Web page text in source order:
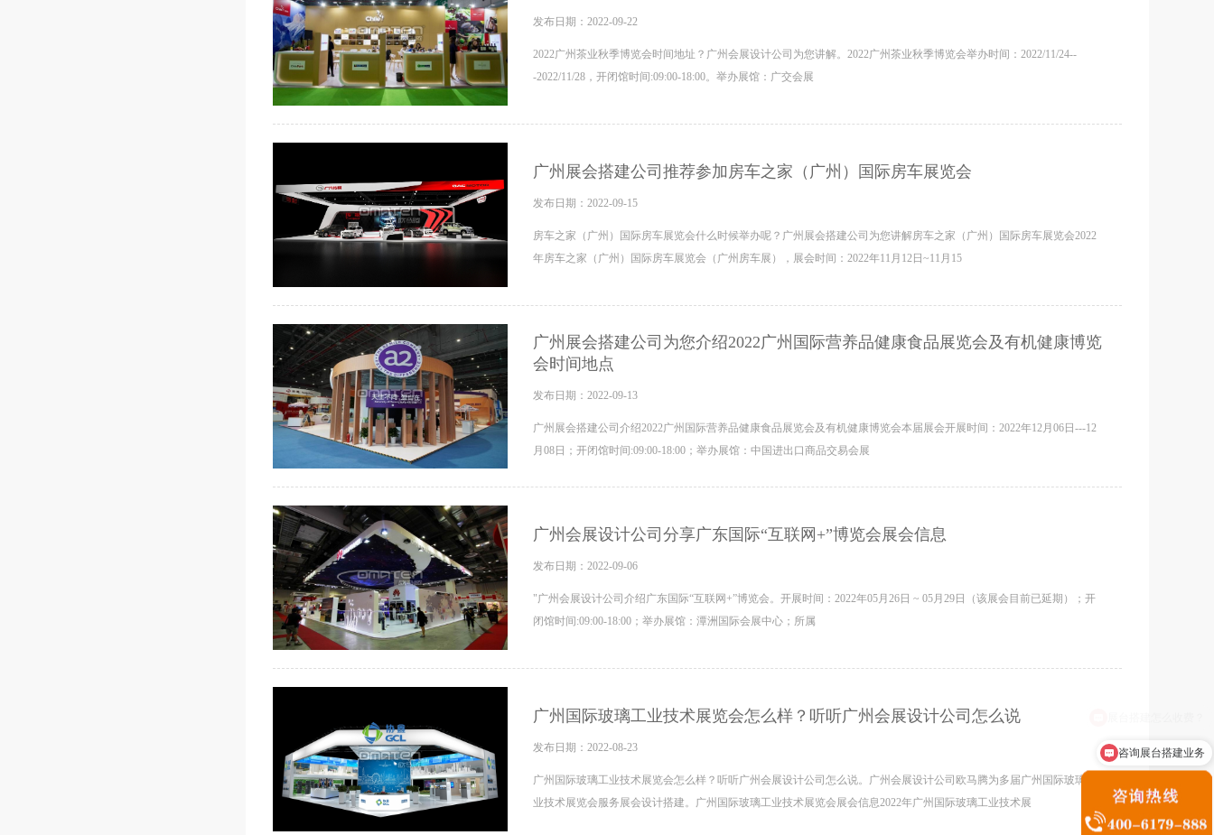
发布日期：2022-09-22
2022广州茶业秋季博览会时间地址？广州会展设计公司为您讲解。2022广州茶业秋季博览会举办时间：2022/11/24--
-2022/11/28，开闭馆时间:09:00-18:00。举办展馆：广交会展
广州展会搭建公司推荐参加房车之家（广州）国际房车展览会
发布日期：2022-09-15
房车之家（广州）国际房车展览会什么时候举办呢？广州展会搭建公司为您讲解房车之家（广州）国际房车展览会2022
年房车之家（广州）国际房车展览会（广州房车展），展会时间：2022年11月12日~11月15
广州展会搭建公司为您介绍2022广州国际营养品健康食品展览会及有机健康博览
会时间地点
发布日期：2022-09-13
广州展会搭建公司介绍2022广州国际营养品健康食品展览会及有机健康博览会本届展会开展时间：2022年12月06日---12
月08日；开闭馆时间:09:00-18:00；举办展馆：中国进出口商品交易会展
广州会展设计公司分享广东国际“互联网+”博览会展会信息
发布日期：2022-09-06
"广州会展设计公司介绍广东国际“互联网+”博览会。开展时间：2022年05月26日 ~ 05月29日（该展会目前已延期）；开
闭馆时间:09:00-18:00；举办展馆：潭洲国际会展中心；所属
广州国际玻璃工业技术展览会怎么样？听听广州会展设计公司怎么说
发布日期：2022-08-23
广州国际玻璃工业技术展览会怎么样？听听广州会展设计公司怎么说。广州会展设计公司欧马腾为多届广州国际玻璃工
业技术展览会服务展会设计搭建。广州国际玻璃工业技术展览会展会信息2022年广州国际玻璃工业技术展
咨询展台搭建业务